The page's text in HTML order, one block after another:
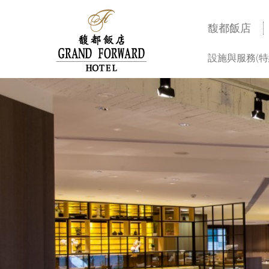
馥都飯店
設施與服務(